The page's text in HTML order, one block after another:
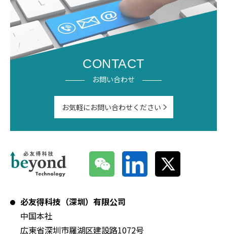
CONTACT
お問い合わせ
お気軽にお問い合わせください
必友得科技（深圳）有限公司
中国本社
広東省深圳市羅湖区建設路1072号